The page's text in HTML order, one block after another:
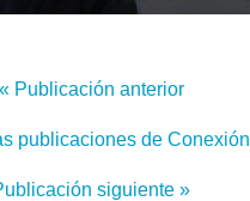
« Publicación anterior
publicaciones de Conexión
siguiente »